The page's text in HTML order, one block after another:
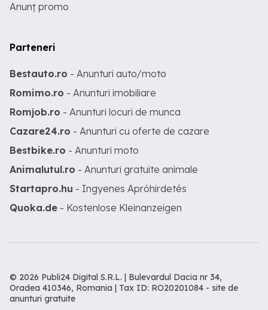
Anunț promo
Parteneri
Bestauto.ro - Anunturi auto/moto
Romimo.ro - Anunturi imobiliare
Romjob.ro - Anunturi locuri de munca
Cazare24.ro - Anunturi cu oferte de cazare
Bestbike.ro - Anunturi moto
Animalutul.ro - Anunturi gratuite animale
Startapro.hu - Ingyenes Apróhirdetés
Quoka.de - Kostenlose Kleinanzeigen
© 2026 Publi24 Digital S.R.L. | Bulevardul Dacia nr 34,
Oradea 410346, Romania | Tax ID: RO20201084 - site de
anunturi gratuite